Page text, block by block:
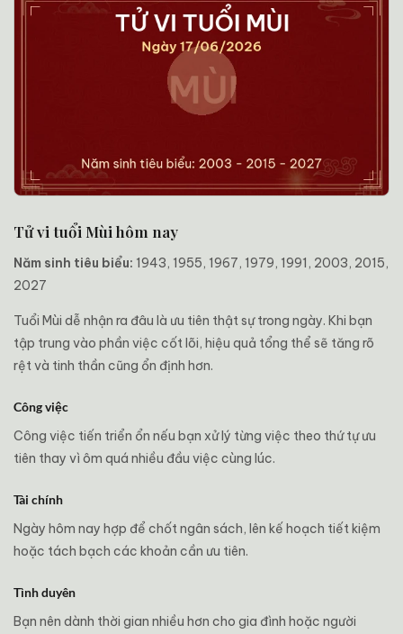
Tử vi tuổi Mùi hôm nay
Năm sinh tiêu biểu: 1943, 1955, 1967, 1979, 1991, 2003, 2015,
2027
Tuổi Mùi dễ nhận ra đâu là ưu tiên thật sự trong ngày. Khi bạn
tập trung vào phần việc cốt lõi, hiệu quả tổng thể sẽ tăng rõ
rệt và tinh thần cũng ổn định hơn.
Công việc
Công việc tiến triển ổn nếu bạn xử lý từng việc theo thứ tự ưu
tiên thay vì ôm quá nhiều đầu việc cùng lúc.
Tài chính
Ngày hôm nay hợp để chốt ngân sách, lên kế hoạch tiết kiệm
hoặc tách bạch các khoản cần ưu tiên.
Tình duyên
Bạn nên dành thời gian nhiều hơn cho gia đình hoặc người